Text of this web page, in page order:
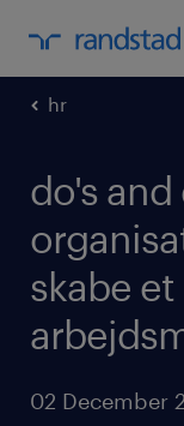
hr
do's
skabe
02 December